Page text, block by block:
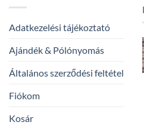
Adatkezelési tájékoztató
Ajándék & Pólónyomás
Általános szerződési feltétel
Fiókom
Kosár